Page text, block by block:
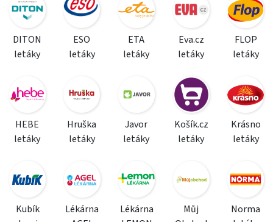
DITON
letáky
ESO
letáky
ETA
letáky
Eva.cz
letáky
FLOP
letáky
HEBE
letáky
Hruška
letáky
Javor
letáky
Košík.cz
letáky
Krásno
letáky
Kubík
Lékárna
Lékárna
Můj
Norma